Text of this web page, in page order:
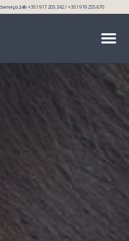
Serviço 24h+351 917 205 342 / +351 919 255 670